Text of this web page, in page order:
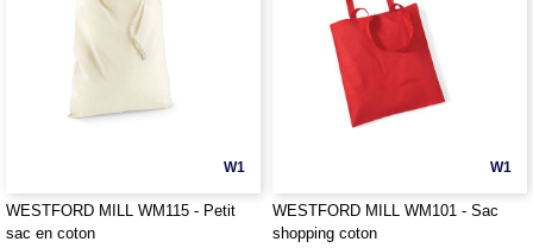
W1
WESTFORD MILL WM115 - Petit
sac en coton
W1
WESTFORD MILL WM101 - Sac
shopping coton